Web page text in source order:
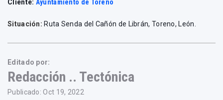
Cliente: Ayuntamiento de Toreno
Situación: Ruta Senda del Cañón de Librán, Toreno, León.
Editado por:
Redacción .. Tectónica
Publicado: Oct 19, 2022